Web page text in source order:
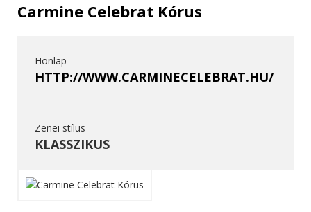
Carmine Celebrat Kórus
Honlap
HTTP://WWW.CARMINECELEBRAT.HU/
Zenei stílus
KLASSZIKUS